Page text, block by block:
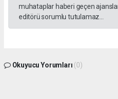
muhataplar haberi geçen
editörü sorumlu tutulamaz...
Okuyucu Yorumları (0)